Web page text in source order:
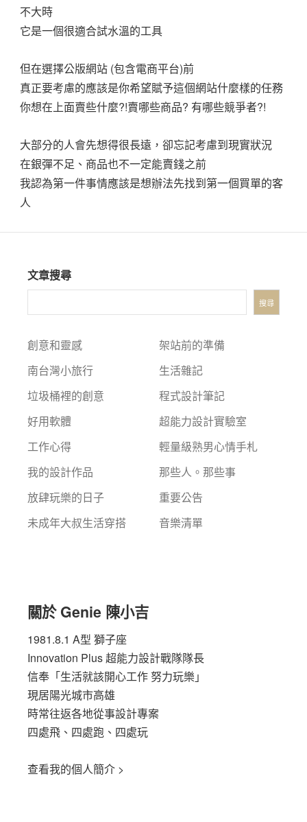
不大時
它是一個很適合試水溫的工具
但在選擇公版網站 (包含電商平台)前
真正要考慮的應該是你希望賦予這個網站什麼樣的任務
你想在上面賣些什麼?!賣哪些商品? 有哪些競爭者?!
大部分的人會先想得很長遠，卻忘記考慮到現實狀況
在銀彈不足、商品也不一定能賣錢之前
我認為第一件事情應該是想辦法先找到第一個買單的客
人
文章搜尋
搜尋
創意和靈感
南台灣小旅行
垃圾桶裡的創意
好用軟體
工作心得
我的設計作品
放肆玩樂的日子
未成年大叔生活穿搭
架站前的準備
生活雜記
程式設計筆記
超能力設計實驗室
輕量級熟男心情手札
那些人。那些事
重要公告
音樂清單
關於 Genie 陳小吉
1981.8.1 A型 獅子座
Innovation Plus超能力設計戰隊隊長
信奉「生活就該開心工作 努力玩樂」
現居陽光城市高雄
時常往返各地從事設計專案
四處飛、四處跑、四處玩
查看我的個人簡介 >